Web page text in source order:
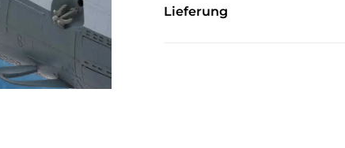
Lieferung